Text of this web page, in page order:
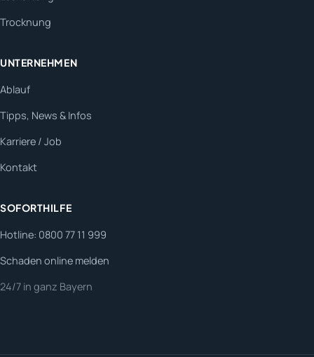
Trocknung
UNTERNEHMEN
Ablauf
Tipps, News & Infos
Karriere / Job
Kontakt
SOFORTHILFE
Hotline: 0800 77 11 999
Schaden online melden
24/7 in ganz Bayern